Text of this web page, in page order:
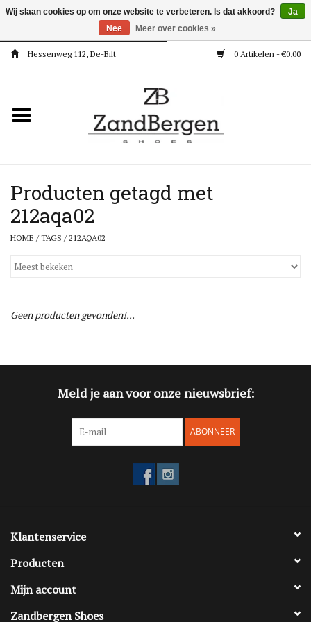
Hessenweg 112, De-Bilt 0 Artikelen - €0,00
Kleding
Meisjes
Jongens
Accessoires
Producten getagd met
212aqa02
HOME /TAGS /212AQA02
Geen producten gevonden!...
Meld je aan voor onze nieuwsbrief:
ABONNEER
Klantenservice
Producten
Mijn account
Zandbergen Shoes
Wij slaan cookies op om onze website te verbeteren. Is dat akkoord?
Ja
Nee
Meer over cookies »